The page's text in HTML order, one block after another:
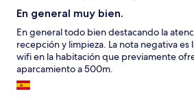
En general muy bien.
En general todo bien destacando la
recepción y limpieza. La nota negativa es
wifi en la habitación que previamente
aparcamiento a 500m.